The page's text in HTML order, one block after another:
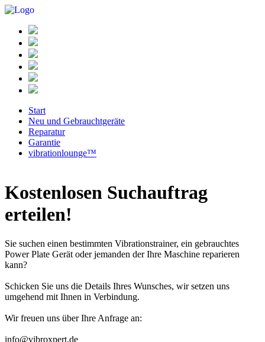
Start
Neu und Gebrauchtgeräte
Reparatur
Garantie
vibrationlounge™
Kostenlosen Suchauftrag
erteilen!
Sie suchen einen bestimmten Vibrationstrainer, ein gebrauchtes
Power Plate Gerät oder jemanden der Ihre Maschine reparieren
kann?
Schicken Sie uns die Details Ihres Wunsches, wir setzen uns
umgehend mit Ihnen in Verbindung.
Wir freuen uns über Ihre Anfrage an:
info@vibroxpert.de